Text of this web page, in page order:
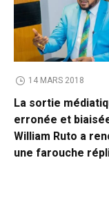
14 MARS 2018
La sortie
erronée et
William Ruto a
une farouche